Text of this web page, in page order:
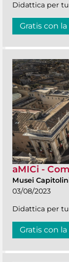
Didattica per
Gratis con
aMICi -
Musei
03/08/2023
Didattica per
Gratis con